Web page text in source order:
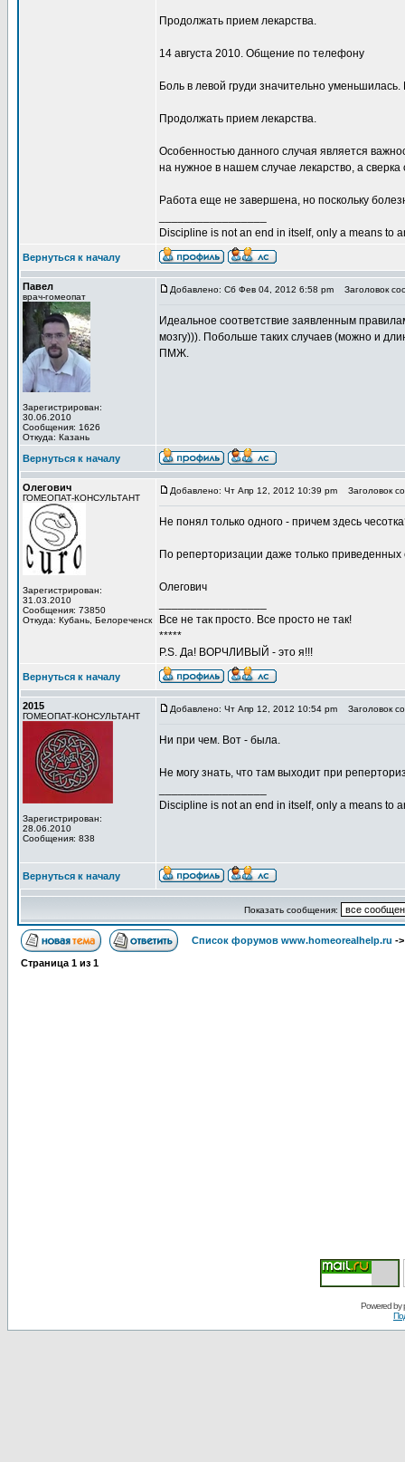
Продолжать прием лекарства.
14 августа 2010. Общение по телефону
Боль в левой груди значительно
Продолжать прием лекарства.
Особенностью данного случая является
на нужное в нашем случае лекарство, а
Работа еще не завершена, но поскольку
Discipline is not an end in itself, only a means to
Вернуться к началу
Павел
врач-гомеопат
Зарегистрирован:
30.06.2010
Сообщения: 1626
Откуда: Казань
Добавлено: Сб Фев 04, 2012 6:58 pm Заголовок
Идеальное соответствие заявленным
мозгу))). Побольше таких случаев (можно и
ПМЖ.
Вернуться к началу
Олегович
ГОМЕОПАТ-КОНСУЛЬТАНТ
Зарегистрирован:
31.03.2010
Сообщения: 73850
Откуда: Кубань, Белореченск
Добавлено: Чт Апр 12, 2012 10:39 pm Заголовок
Не понял только одного - причем здесь
По реперторизации даже только
Олегович
Все не так просто. Все просто не так!
*****
P.S. Да! ВОРЧЛИВЫЙ - это я!!!
Вернуться к началу
2015
ГОМЕОПАТ-КОНСУЛЬТАНТ
Зарегистрирован:
28.06.2010
Сообщения: 838
Добавлено: Чт Апр 12, 2012 10:54 pm Заголовок
Ни при чем. Вот - была.
Не могу знать, что там выходит при
Discipline is not an end in itself, only a means to
Вернуться к началу
Показать сообщения:
Список форумов www.homeorealhelp.ru -
Страница 1 из 1
Powered by